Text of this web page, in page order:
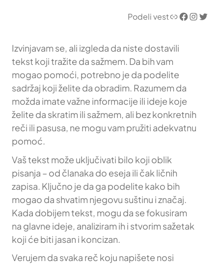
Podeli vestLink Facebook InstagramTwitter
Izvinjavam se, ali izgleda da niste dostavili
tekst koji tražite da sažmem. Da bih vam
mogao pomoći, potrebno je da podelite
sadržaj koji želite da obradim. Razumem da
možda imate važne informacije ili ideje koje
želite da skratim ili sažmem, ali bez konkretnih
reči ili pasusa, ne mogu vam pružiti adekvatnu
pomoć.
Vaš tekst može uključivati bilo koji oblik
pisanja – od članaka do eseja ili čak ličnih
zapisa. Ključno je da ga podelite kako bih
mogao da shvatim njegovu suštinu i značaj.
Kada dobijem tekst, mogu da se fokusiram
na glavne ideje, analiziram ih i stvorim sažetak
koji će biti jasan i koncizan.
Verujem da svaka reč koju napišete nosi